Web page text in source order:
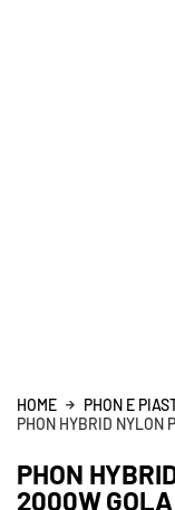
HOME
PHON E
PHON HYBRID NYLON
PHON
2000W GOLA